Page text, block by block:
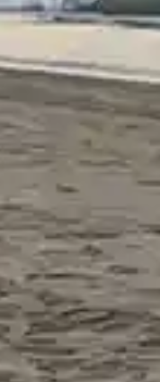
uno
pagina
Contatti
Assistenza